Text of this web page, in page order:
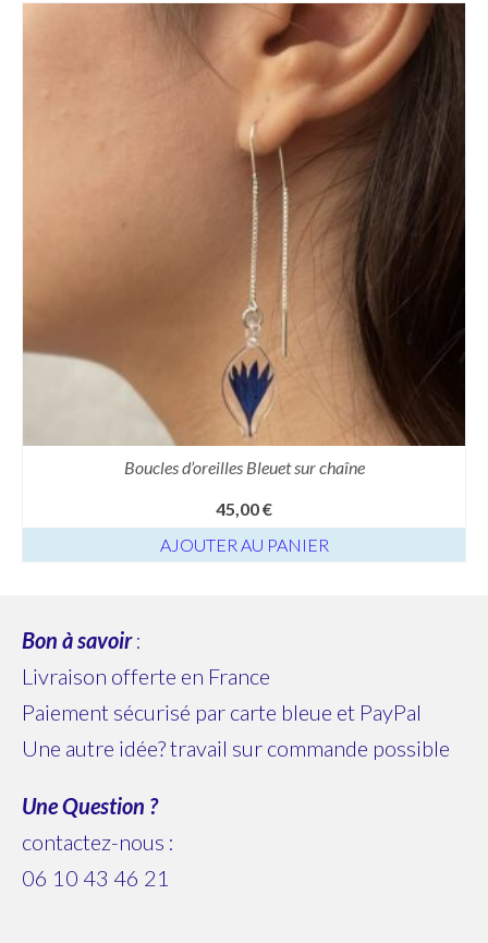
Boucles d’oreilles Bleuet sur chaîne
45,00€
AJOUTER AU PANIER
Bon à savoir:
Livraison offerte en France
Paiement sécurisé par carte bleue et PayPal
Une autre idée? travail sur commande possible
Une Question ?
contactez-nous :
06 10 43 46 21